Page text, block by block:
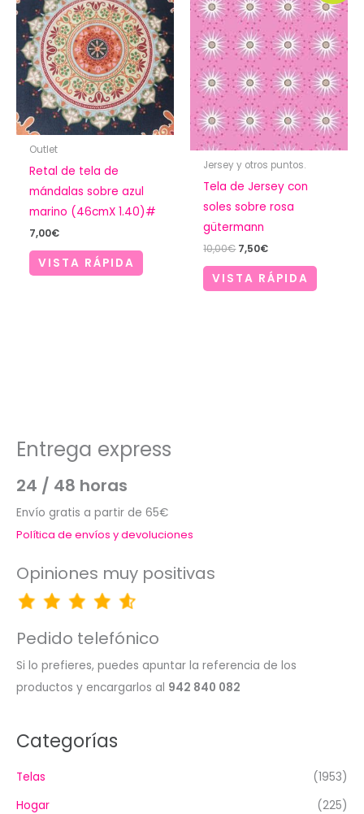
Outlet
Retal de tela de
mándalas sobre azul
marino (46cmX 1.40)#
7,00€
VISTA RÁPIDA
Jersey y otros puntos.
Tela de Jersey con
soles sobre rosa
gütermann
10,00€ El
original
era:
7,50€El
actual
es:
VISTA RÁPIDA
Entrega express
24 / 48 horas
Envío gratis a partir de 65€
Política de envíos y devoluciones
Opiniones muy positivas
Pedido telefónico
Si lo prefieres, puedes apuntar la referencia de los
productos y encargarlos al 942 840 082
Categorías
Telas
(1953)
Hogar
(225)